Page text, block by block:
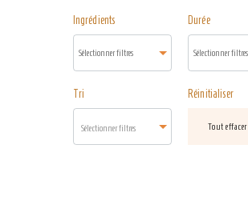
Ingrédients Durée
Tri
Sélectionner filtres
Réinitialiser
Tout effacer